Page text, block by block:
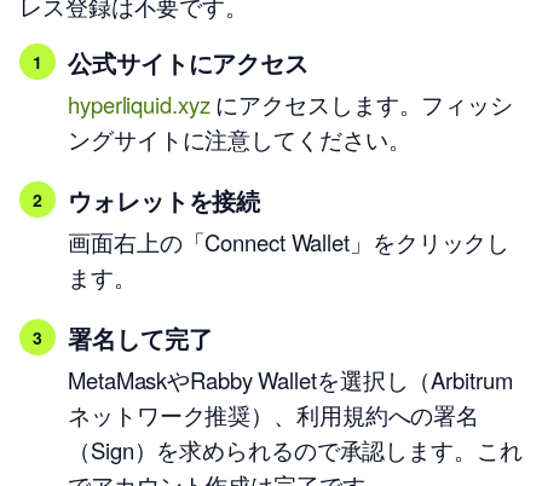
レス登録は不要です。
公式サイトにアクセス
hyperliquid.xyzにアクセスします。フィッシ
ングサイトに注意してください。
ウォレットを接続
画面右上の「Connect Wallet」をクリックし
ます。
署名して完了
MetaMaskやRabby Walletを選択し（Arbitrum
ネットワーク推奨）、利用規約への署名
（Sign）を求められるので承認します。これ